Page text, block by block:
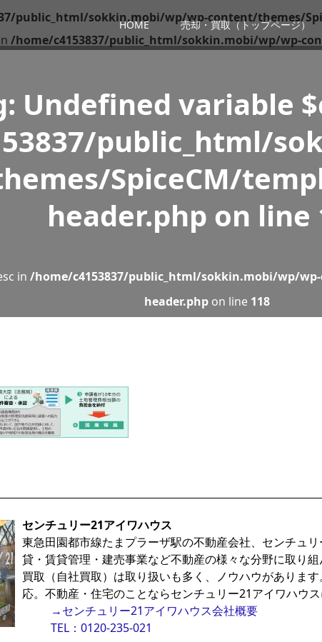
HOME 売却・買取（トップページ）
public_html/sokkin.mobi/wp/wp-content/themes/
/home/c4153837/public_html/sokkin.mobi/wp/wp-
: Undefined variable
public_html/
SpiceCM/
header.php on line
in /home/c4153837/public_html/sokkin.mobi/wp/
header.php on line 118
センチュリー21アイワハウス
東急田園都市線たまプラーザ駅の不動産会社、センチュ
貸・賃貸管理・建売事業など不動産の様々な分野に取り
買取（自社買取）は取り扱いも多く、ノウハウがありま
応。不動産・住宅のことならセンチュリー21アイワハウス
→センチュリー21アイワハウス会社概要
TEL：0120-235-021